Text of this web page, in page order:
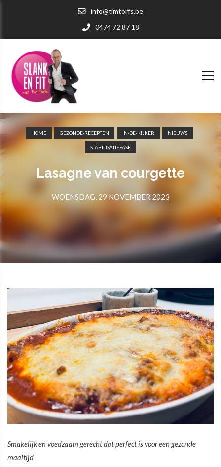
info@timtorfs.be
0474 72 87 18
HOME GEZONDE-RECEPTEN IN-DE-KIJKER NIEUWS
STABILISATIEFASE
Lasagne van courgette
WOENSDAG, 29 NOVEMBER 2023
Smakelijk en voedzaam gerecht dat perfect is voor een gezonde
maaltijd